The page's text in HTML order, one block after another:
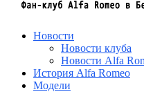
Новости
Новости клуба
Новости Alfa
История Alfa Romeo
Модели